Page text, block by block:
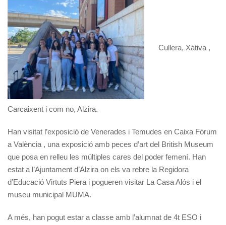
Cullera, Xàtiva ,
Carcaixent i com no, Alzira.
Han visitat l’exposició de Venerades i Temudes en Caixa Fòrum
a València , una exposició amb peces d’art del British Museum
que posa en relleu les múltiples cares del poder femení. Han
estat a l’Ajuntament d’Alzira on els va rebre la Regidora
d’Educació Virtuts Piera i pogueren visitar La Casa Alós i el
museu municipal MUMA.
A més, han pogut estar a classe amb l’alumnat de 4t ESO i